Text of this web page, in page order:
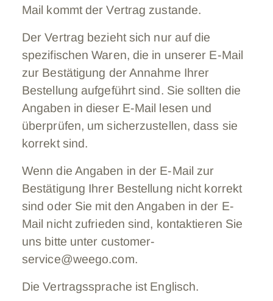
Mail kommt der Vertrag zustande.
Der Vertrag bezieht sich nur auf die
spezifischen Waren, die in unserer E-Mail
zur Bestätigung der Annahme Ihrer
Bestellung aufgeführt sind. Sie sollten die
Angaben in dieser E-Mail lesen und
überprüfen, um sicherzustellen, dass sie
korrekt sind.
Wenn die Angaben in der E-Mail zur
Bestätigung Ihrer Bestellung nicht korrekt
sind oder Sie mit den Angaben in der E-
Mail nicht zufrieden sind, kontaktieren Sie
uns bitte unter customer-
service@weego.com.
Die Vertragssprache ist Englisch.